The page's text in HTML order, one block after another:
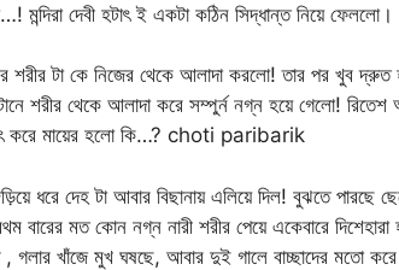
মন্দিরা দেবী হটাৎ ই একটা কঠিন সিদ্ধান্ত নিয়ে
টা কে নিজের থেকে আলাদা করলো! তার পর খুব দ্রুত
শরীর থেকে আলাদা করে সম্পুর্ন নগ্ন হয়ে গেলো! রিতেশ
করে মায়ের হলো কি…? choti paribarik
ধরে দেহ টা আবার বিছানায় এলিয়ে দিল! বুঝতে পারছে
বারের মত কোন নগ্ন নারী শরীর পেয়ে একেবারে
, গলার খাঁজে মুখ ঘষছে, আবার দুই গালে বাচ্ছাদের মতো